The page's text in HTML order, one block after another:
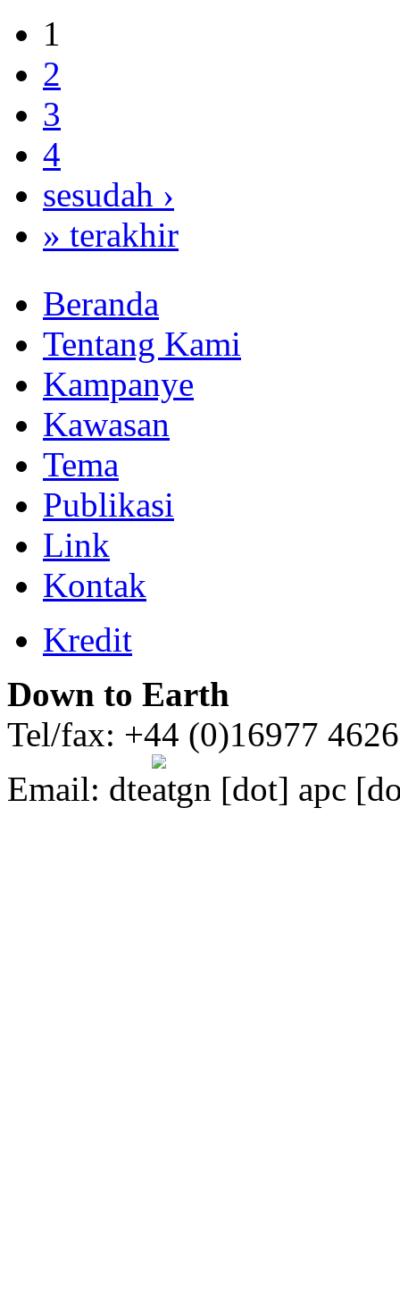
1
2
3
4
sesudah ›
» terakhir
Beranda
Tentang Kami
Kampanye
Kawasan
Tema
Publikasi
Link
Kontak
Kredit
Down to Earth
Tel/fax: +44 (0)16977
Email: dte gn [dot] apc